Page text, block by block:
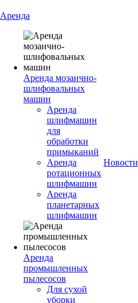
Аренда
Аренда мозаично-
шлифовальных
машин
Аренда
шлифмашин
для
обработки
примыканий
Аренда
ротационных
шлифмашин
Аренда
планетарных
шлифмашин
Аренда
промышленных
пылесосов
Для сухой
уборки
Новости